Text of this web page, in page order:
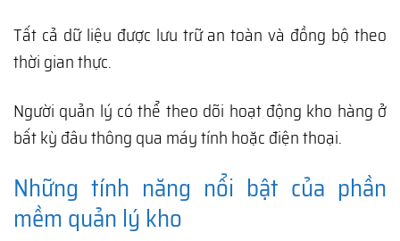
Tất cả dữ liệu được lưu trữ an toàn và đồng bộ theo
thời gian thực.
Người quản lý có thể theo dõi hoạt động kho hàng ở
bất kỳ đâu thông qua máy tính hoặc điện thoại.
Những tính năng nổi bật của phần
mềm quản lý kho